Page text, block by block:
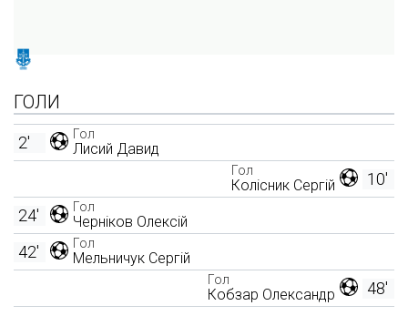
ГОЛИ
Гол
Лисий Давид
2'
10'
Гол
Колісник Сергій
Гол
Черніков Олексій
24'
Гол
Мельничук Сергій
42'
48'
Гол
Кобзар Олександр